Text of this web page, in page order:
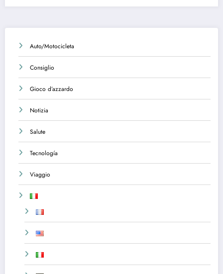
Auto/Motocicleta
Consiglio
Gioco d’azzardo
Notizia
Salute
Tecnología
Viaggio